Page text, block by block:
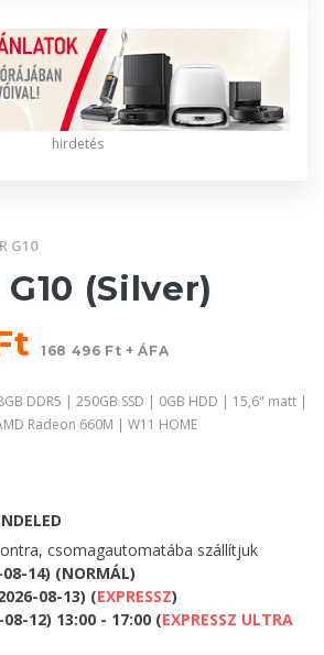
hirdetés
G10
(Silver)
168 496 Ft + ÁFA
DDR5 | 250GB SSD | 0GB HDD | 15,6" matt |
Radeon 660M | W11 HOME
csomagautomatába szállítjuk
08-14) (NORMÁL)
08-13) (EXPRESSZ)
08-12) 13:00 - 17:00 (EXPRESSZ ULTRA